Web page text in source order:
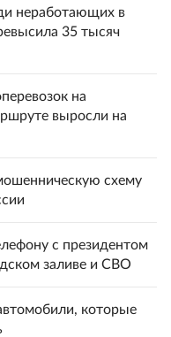
неработающих в
35 тысяч
на
выросли на
схему
с президентом
заливе и СВО
которые